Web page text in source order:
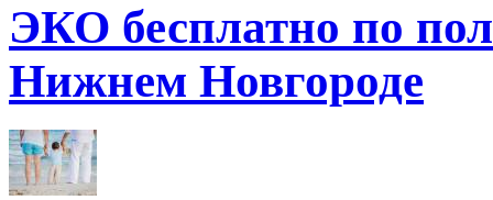
ЭКО бесплатно по
Нижнем Новгороде